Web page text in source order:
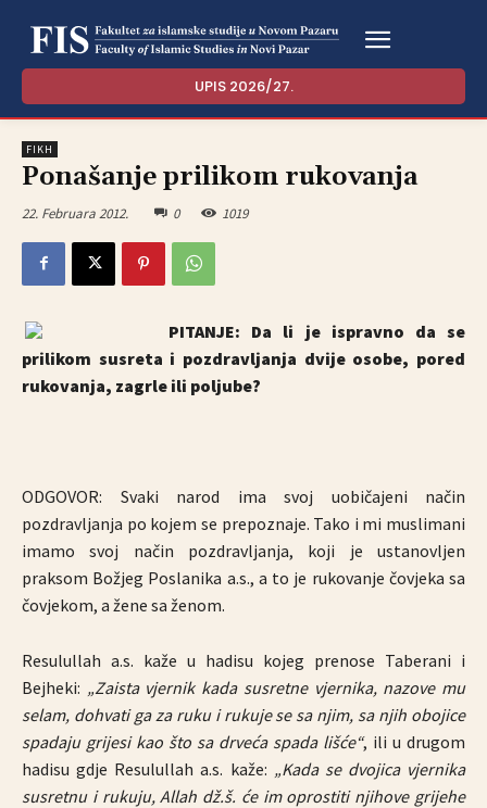
UPIS 2026/27.
FIKH
Ponašanje prilikom rukovanja
22. Februara 2012. 0 1019
PITANJE: Da li je ispravno da se
prilikom susreta i pozdravljanja dvije osobe, pored
rukovanja, zagrle ili poljube?
ODGOVOR: Svaki narod ima svoj uobičajeni način
pozdravljanja po kojem se prepoznaje. Tako i mi muslimani
imamo svoj način pozdravljanja, koji je ustanovljen
praksom Božjeg Poslanika a.s., a to je rukovanje čovjeka sa
čovjekom, a žene sa ženom.
Resulullah a.s. kaže u hadisu kojeg prenose Taberani i
Bejheki: „Zaista vjernik kada susretne vjernika, nazove mu
selam, dohvati ga za ruku i rukuje se sa njim, sa njih obojice
spadaju grijesi kao što sa drveća spada lišće“, ili u drugom
hadisu gdje Resulullah a.s. kaže: „Kada se dvojica vjernika
susretnu i rukuju, Allah dž.š. će im oprostiti njihove grijehe